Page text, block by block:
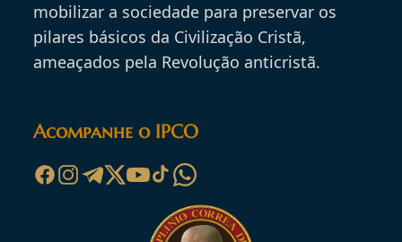
mobilizar a sociedade para preservar os
pilares básicos da Civilização Cristã,
ameaçados pela Revolução anticristã.
Acompanhe o IPCO